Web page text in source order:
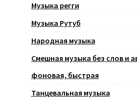
Музыка регги
Музыка Рутуб
Народная музыка
Смешная музыка без слов и
фоновая, быстрая
Танцевальная музыка